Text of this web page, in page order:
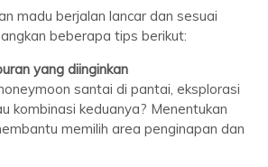
madu berjalan lancar dan sesuai
beberapa tips berikut:
yang diinginkan
santai di pantai, eksplorasi
kombinasi keduanya? Menentukan
memilih area penginapan dan